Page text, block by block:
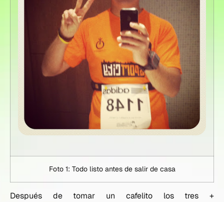
Foto 1: Todo listo antes de salir de casa
Después de tomar un cafelito los tres +